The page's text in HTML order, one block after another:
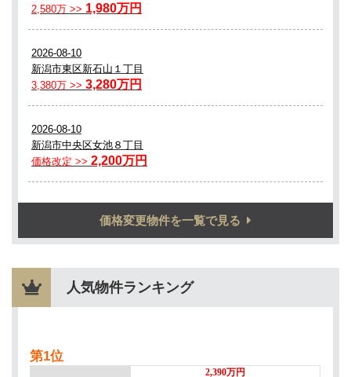
価格変更物件を一覧で見る
人気物件ランキング